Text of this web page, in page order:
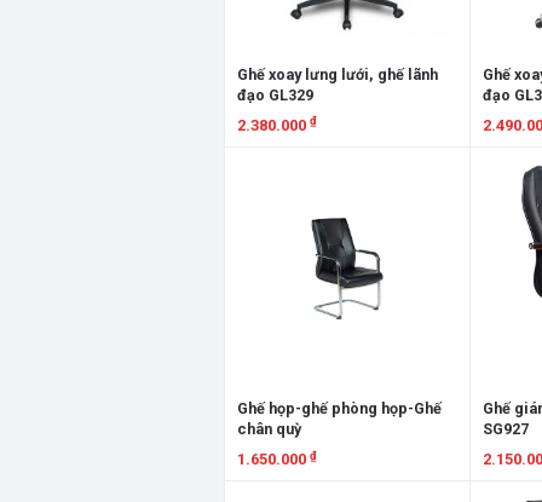
Ghế xoay lưng lưới, ghế lãnh
đạo GL329
2.380.000 ₫
Ghế
đạo
Ghế họp-ghế phòng họp-Ghế
chân quỳ
1.650.000 ₫
Ghế
SG927
Xem